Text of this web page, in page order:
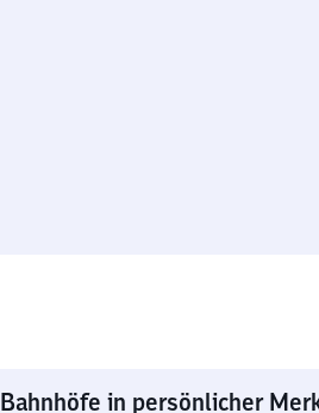
Bahnhöfe in persönlicher